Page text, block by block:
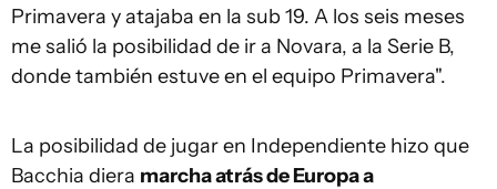
Primavera y atajaba en la sub 19. A los seis meses
me salió la posibilidad de ir a Novara, a la Serie B,
donde también estuve en el equipo Primavera".
La posibilidad de jugar en Independiente hizo que
Bacchia diera marcha atrás de Europa a